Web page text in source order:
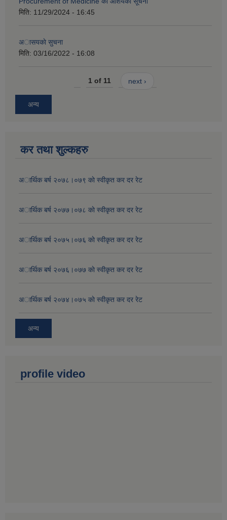
मिति: 11/29/2024 - 16:45
अासयकाे सुचना
मिति: 03/16/2022 - 16:08
1 of 11 next ›
अन्य
कर तथा शुल्कहरु
अार्थिक बर्ष २०७८।०७९ काे स्वीकृत कर दर रेट
अार्थिक बर्ष २०७७।०७८ काे स्वीकृत कर दर रेट
अार्थिक बर्ष २०७५।०७६ काे स्वीकृत कर दर रेट
अार्थिक बर्ष २०७६।०७७ काे स्वीकृत कर दर रेट
अार्थिक बर्ष २०७४।०७५ काे स्वीकृत कर दर रेट
अन्य
profile video